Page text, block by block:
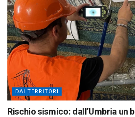
DAI TERRITORI
Rischio sismico: dall’Umbria un